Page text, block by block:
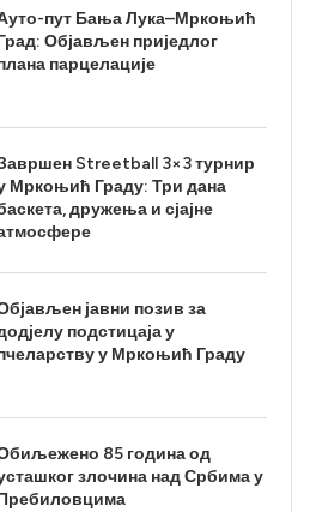
пут Бања Лука–Мркоњић
Објављен приједлог
парцелације
Streetball 3×3 турнир
Мркоњић Граду: Три дана
дружења и сјајне
јавни позив за
подстицаја у
у Мркоњић Граду
85 година од
злочина над Србима у